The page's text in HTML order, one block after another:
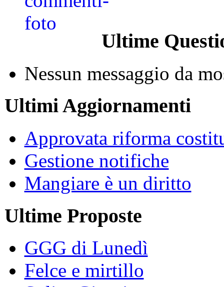
Ultime
Nessun messaggio da
Ultimi Aggiornamenti
Approvata riforma
Gestione notifiche
Mangiare è un diritto
Ultime Proposte
GGG di Lunedì
Felce e mirtillo